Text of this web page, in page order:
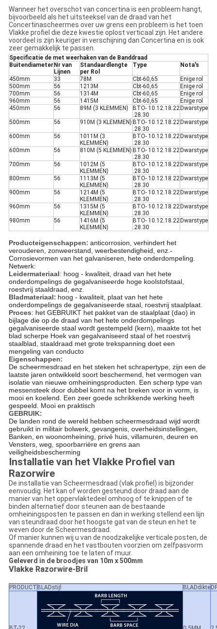
Wanneer het overschot van concertina is een probleem hangt,
bijvoorbeeld als het uitsteeksel van de draad van het
Concertinascheermes over uw grens een probleem is het toen
Vlakke profiel die deze kwestie oplost verticaal zijn. Het andere
voordeel is zijn keuriger in verschijning dan Concertina en is ook
zeer gemakkelijk te passen.
Specificatie de met weerhaken van de Banddraad
Buitendiameter Nr van
Lijnen
Standaardlengte
per Rol
Type Nota's
450mm 33 78M Cbt-60,65
Enige rol
500mm
56 1213M Cbt-60,65
Enige rol
700mm
56 1314M Cbt-60,65
Enige rol
960mm
56 1415M Cbt-60,65
Enige rol
450mm
56 89M (3 KLEMMEN)
BTO- 10.12.18.22
.28.30
Dwarstype
500mm 56 910M (3 KLEMMEN) BTO- 10.12.18.22
.28.30
Dwarstype
600mm 56
1011M (3
KLEMMEN)
BTO- 10.12.18.22
.28.30
Dwarstype
600mm 56 810M (5 KLEMMEN) BTO- 10.12.18.22
.28.30
Dwarstype
700mm 56
1012M (5
KLEMMEN)
BTO- 10.12.18.22
.28.30
Dwarstype
800mm 56
1113M (5
KLEMMEN)
BTO- 10.12.18.22
.28.30
Dwarstype
900mm 56
1214M (5
KLEMMEN)
BTO- 10.12.18.22
.28.30
Dwarstype
960mm 56
1315M (5
KLEMMEN)
BTO- 10.12.18.22
.28.30
Dwarstype
980mm 56
1416M (5
KLEMMEN)
BTO- 10.12.18.22
.28.30
Dwarstype
Producteigenschappen: anticorrosion, verhindert het
verouderen, zonweerstand, weerbestendigheid, enz.-
Corrosievormen van het galvaniseren, hete onderdompeling.
Netwerk:
Leidermateriaal: hoog - kwaliteit, draad van het hete
onderdompelings de gegalvaniseerde hoge koolstofstaal,
roestvrij staaldraad, enz.
Bladmateriaal: hoog - kwaliteit, plaat van het hete
onderdompelings de gegalvaniseerde staal, roestvrij staalplaat.
Proces: het GEBRUIKT het pakket van de staalplaat (dao) in
bijlage die op de draad van het hete onderdompelings
gegalvaniseerde staal wordt gestempeld (kern), maakte tot het
blad scherpe Hoek van gegalvaniseerd staal of het roestvrij
staalblad, staaldraad met grote trekspanning doet een
mengeling van conducto
Eigenschappen:
De scheermesdraad en het steken het schrapertype, zijn een de
laatste jaren ontwikkeld soort beschermend, het vermogen van
isolatie van nieuwe omheiningsproducten. Een scherp type van
messensteek door dubbel komt na het breken voor in vorm, is
mooi en koelend. Een zeer goede schrikkende werking heeft
gespeeld. Mooi en praktisch
GEBRUIK:
De landen rond de wereld hebben scheermesdraad wijd wordt
gebruikt in militair bolwerk, gevangenis, overheidsinstellingen,
Banken, en woonomheining, privé huis, villamuren, deuren en
Vensters, weg, spoorbarrière en grens aan
veiligheidsbescherming
Installatie van het Vlakke Profiel van
Razorwire
De installatie van Scheermesdraad (vlak profiel) is bijzonder
eenvoudig. Het kan of worden gesteund door draad aan de
manier van het oppervlaktedeel omhoog of te knippen of te
binden alternatief door steunen aan de bestaande
omheiningsposten te passen en dan in werking stellend een lijn
van steundraad door het hoogste gat van de steun en het te
weven door de Scheermesdraad.
Of manier kunnen wij u van de noodzakelijke verticale posten, de
spannende draad en het vastbouten voorzien om zelfpasvorm
aan een omheining toe te laten of muur.
Geleverd in de broodjes van 10m x 500mm
Vlakke Razorwire-Bril
PRODUCT BLADstijl BLADdikte